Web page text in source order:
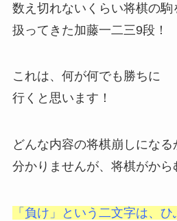
数え切れないくらい将棋の駒
扱ってきた加藤一二三9段！
これは、何が何でも勝ちに
行くと思います！
どんな内容の将棋崩しになる
分かりませんが、将棋がから
「負け」という二文字は、ひ